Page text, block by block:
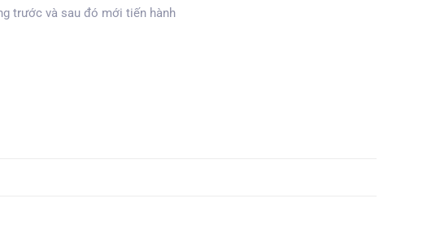
trước và sau đó mới tiến hành